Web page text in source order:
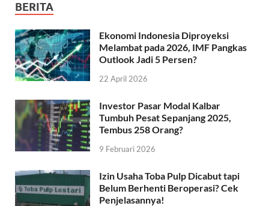
BERITA
Ekonomi Indonesia Diproyeksi
Melambat pada 2026, IMF Pangkas
Outlook Jadi 5 Persen?
22 April 2026
Investor Pasar Modal Kalbar
Tumbuh Pesat Sepanjang 2025,
Tembus 258 Orang?
9 Februari 2026
Izin Usaha Toba Pulp Dicabut tapi
Belum Berhenti Beroperasi? Cek
Penjelasannya!